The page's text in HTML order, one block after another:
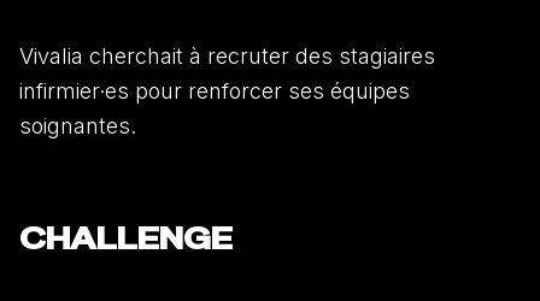
Vivalia cherchait à recruter des stagiaires
infirmier·es pour renforcer ses équipes
soignantes.
CHALLENGE